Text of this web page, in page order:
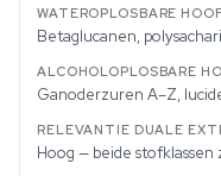
Betaglucanen,
Ganoderzuren A–Z,
Hoog — beide